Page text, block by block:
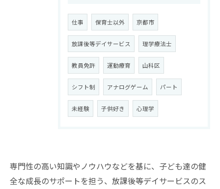
仕事 保育士以外 京都市
放課後等デイサービス 理学療法士
教員免許 運動療育 山科区
シフト制 アナログゲーム パート
未経験 子供好き 心理学
専門性の高い知識やノウハウなどを基に、子ども達の健
全な成長のサポートを担う、放課後等デイサービスのス